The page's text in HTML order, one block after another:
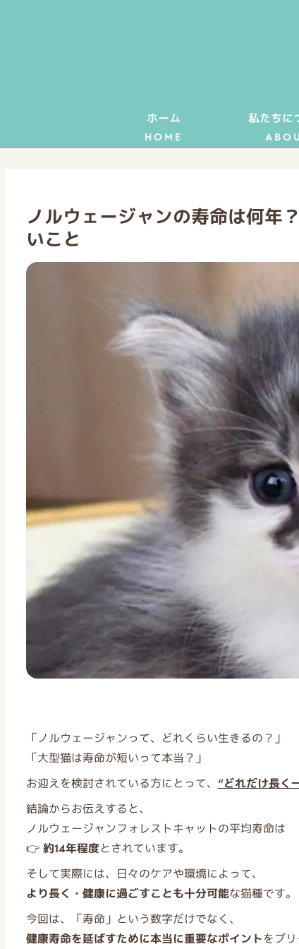
ホーム
HOME
私たちに
ノルウェージャンの寿命は何年
いこと
「ノルウェージャンって、どれくらい生きるの？」
「大型猫は寿命が短いって本当？」
お迎えを検討されている方にとって、 “どれだけ長く
結論からお伝えすると、
ノルウェージャンフォレストキャットの平均寿命は
👉 約14年程度とされています。
そして実際には、日々のケアや環境によって、
より長く・健康に過ごすことも十分可能な猫種です。
今回は、「寿命」という数字だけでなく、
健康寿命を延ばすために本当に重要なポイントをブリ